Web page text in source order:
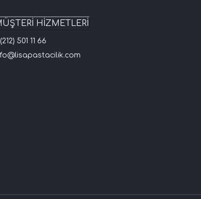
HİZMETLERİ
501 11 66